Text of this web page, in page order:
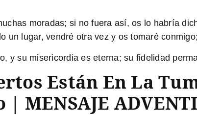
moradas; si no fuera así, os lo habría
un lugar, vendré otra vez y os tomaré
y su misericordia es eterna; su fidelidad
Están En La
MENSAJE